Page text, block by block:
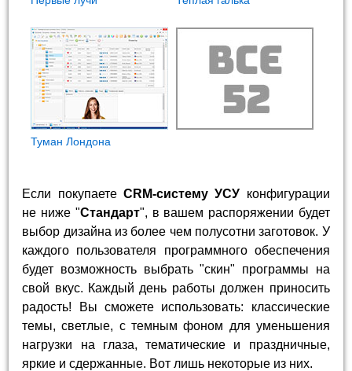
Туман Лондона
Если покупаете CRM-систему УСУ конфигурации
не ниже "Стандарт", в вашем распоряжении будет
выбор дизайна из более чем полусотни заготовок. У
каждого пользователя программного обеспечения
будет возможность выбрать "скин" программы на
свой вкус. Каждый день работы должен приносить
радость! Вы сможете использовать: классические
темы, светлые, с темным фоном для уменьшения
нагрузки на глаза, тематические и праздничные,
яркие и сдержанные. Вот лишь некоторые из них.